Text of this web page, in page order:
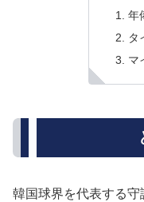
年
タ
マ
韓国球界を代表する